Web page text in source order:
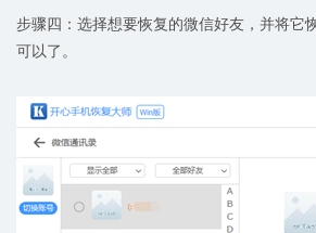
步骤四：选择想要恢复的微信好友，并将它
可以了。